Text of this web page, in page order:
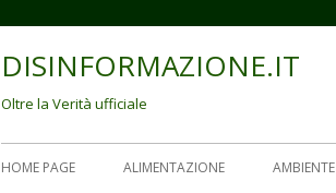
DISINFORMAZIONE.IT
Oltre la Verità ufficiale
Menu
HOME PAGE ALIMENTAZIONE AMBIENTE